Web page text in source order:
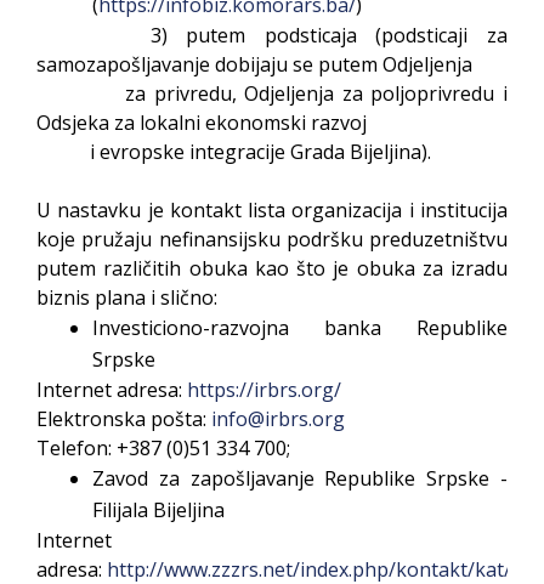
3) putem podsticaja (podsticaji za
samozapošljavanje dobijaju se putem Odjeljenja
za privredu, Odjeljenja za poljoprivredu i
Odsjeka za lokalni ekonomski razvoj
i evropske integracije Grada Bijeljina).
U nastavku je kontakt lista organizacija i institucija
koje pružaju nefinansijsku podršku preduzetništvu
putem različitih obuka kao što je obuka za izradu
biznis plana i slično:
Investiciono-razvojna banka Republike
Srpske
Internet adresa: https://irbrs.org/
Elektronska pošta: info@irbrs.org
Telefon: +387 (0)51 334 700;
Zavod za zapošljavanje Republike Srpske -
Filijala Bijeljina
Internet
adresa: http://www.zzzrs.net/index.php/kontakt/kat/